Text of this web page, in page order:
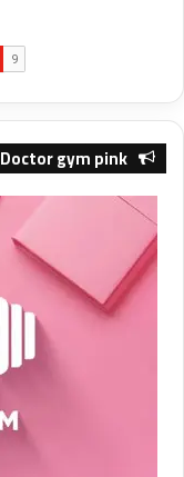
Doctor gym pink